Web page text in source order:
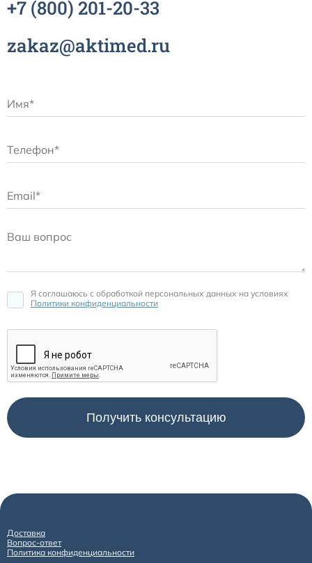
+7 (800) 201-20-33
zakaz@aktimed.ru
Я соглашаюсь c обработкой персональных данных на условиях
Политики конфиденциальности
Доставка
Вопрос-ответ
Политика конфиденциальности